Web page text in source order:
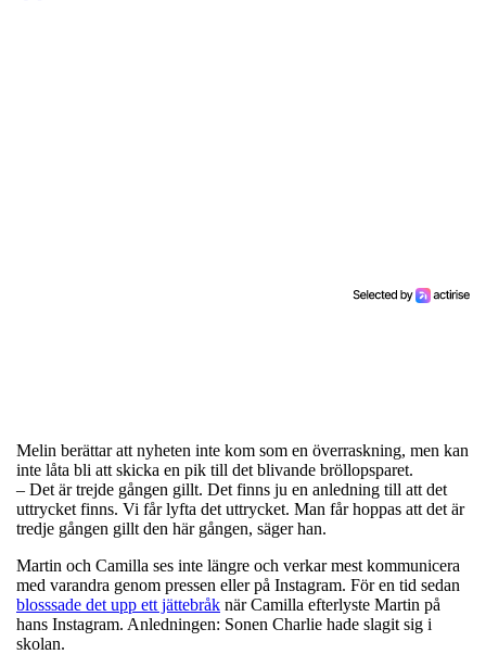
Melin berättar att nyheten inte kom som en överraskning, men kan
inte låta bli att skicka en pik till det blivande bröllopsparet.
– Det är trejde gången gillt. Det finns ju en anledning till att det
uttrycket finns. Vi får lyfta det uttrycket. Man får hoppas att det är
tredje gången gillt den här gången, säger han.
Martin och Camilla ses inte längre och verkar mest kommunicera
med varandra genom pressen eller på Instagram. För en tid sedan
blosssade det upp ett jättebråk när Camilla efterlyste Martin på
hans Instagram. Anledningen: Sonen Charlie hade slagit sig i
skolan.